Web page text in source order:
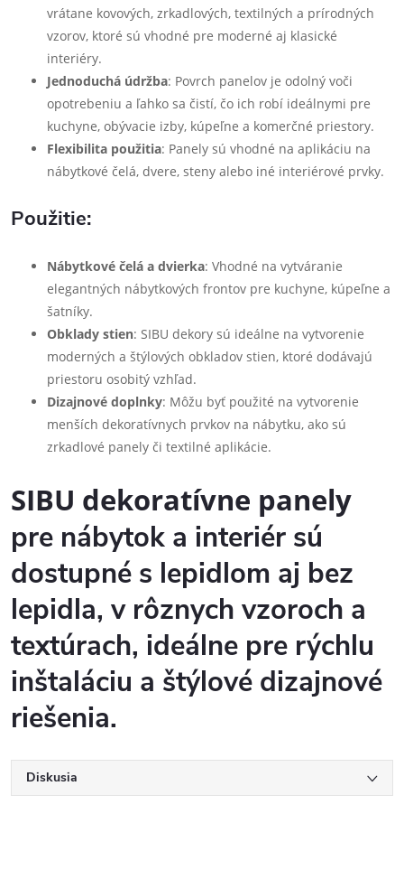
vrátane kovových, zrkadlových, textilných a prírodných
vzorov, ktoré sú vhodné pre moderné aj klasické
interiéry.
Jednoduchá údržba: Povrch panelov je odolný voči
opotrebeniu a ľahko sa čistí, čo ich robí ideálnymi pre
kuchyne, obývacie izby, kúpeľne a komerčné priestory.
Flexibilita použitia: Panely sú vhodné na aplikáciu na
nábytkové čelá, dvere, steny alebo iné interiérové prvky.
Použitie:
Nábytkové čelá a dvierka: Vhodné na vytváranie
elegantných nábytkových frontov pre kuchyne, kúpeľne a
šatníky.
Obklady stien: SIBU dekory sú ideálne na vytvorenie
moderných a štýlových obkladov stien, ktoré dodávajú
priestoru osobitý vzhľad.
Dizajnové doplnky: Môžu byť použité na vytvorenie
menších dekoratívnych prvkov na nábytku, ako sú
zrkadlové panely či textilné aplikácie.
SIBU dekoratívne panely
pre nábytok a interiér sú
dostupné s lepidlom aj bez
lepidla, v rôznych vzoroch a
textúrach, ideálne pre rýchlu
inštaláciu a štýlové dizajnové
riešenia.
Diskusia